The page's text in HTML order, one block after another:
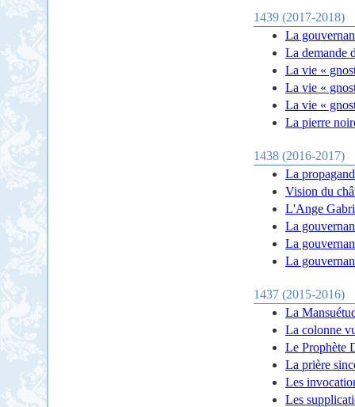
1439 (2017-2018)
La
La demande
La vie «
La vie «
La vie «
La pierre
1438 (2016-2017)
La
Vision du
L'Ange
La
La
La
1437 (2015-2016)
La
La colonne
Le Prophète
La prière
Les
Les